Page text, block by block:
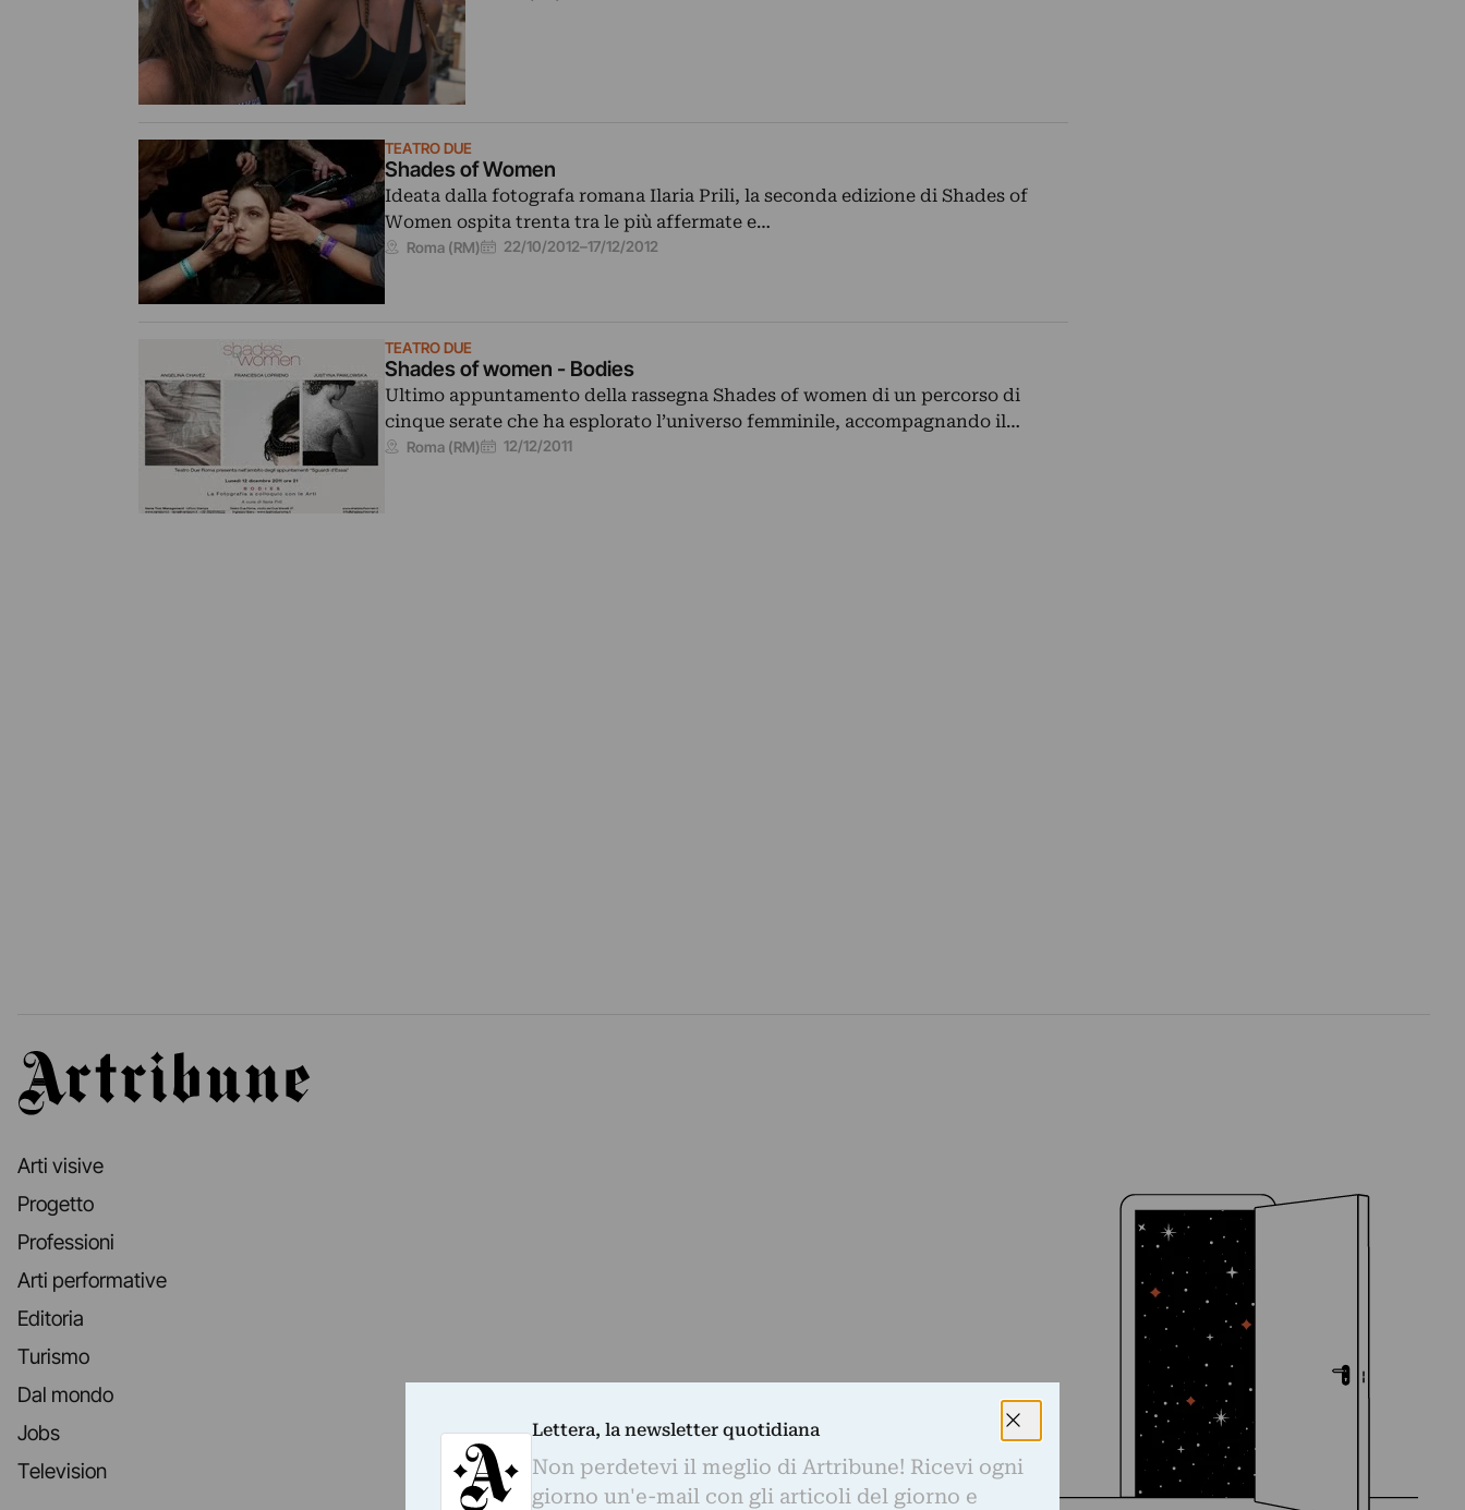
TEATRO DUE
Shades of Women
Ideata dalla fotografa romana Ilaria Prili, la seconda edizione di Shades of
Women ospita trenta tra le più affermate e…
Roma (RM) 22/10/2012–17/12/2012
TEATRO DUE
Shades of women - Bodies
Ultimo appuntamento della rassegna Shades of women di un percorso di
cinque serate che ha esplorato l’universo femminile, accompagnando il…
Roma (RM) 12/12/2011
Artribune
Arti visive
Progetto
Professioni
Arti performative
Editoria
Turismo
Dal mondo
Jobs
Television
Lettera, la newsletter quotidiana
Non perdetevi il meglio di Artribune! Ricevi ogni
giorno un'e-mail con gli articoli del giorno e